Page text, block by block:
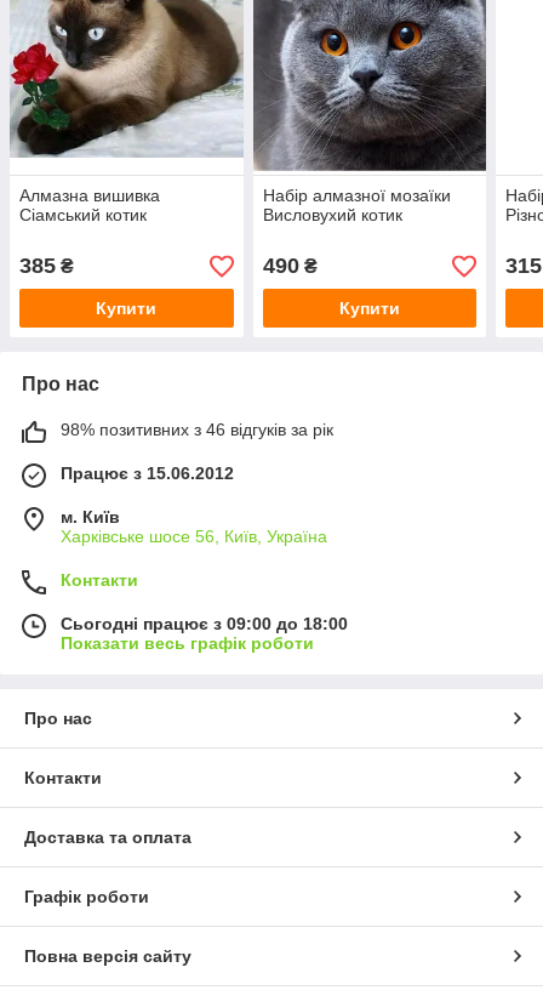
Алмазна вишивка
Сіамський котик
385 ₴
Купити
Набір алмазної мозаїки
Висловухий котик
490₴
Купити
315
Про нас
98% позитивних з 46 відгуків за рік
Працює з 15.06.2012
м. Київ
Харківське шосе 56, Київ, Україна
Контакти
Сьогодні працює з 09:00 до 18:00
Показати весь графік роботи
Про нас
Контакти
Доставка та оплата
Графік роботи
Повна версія сайту